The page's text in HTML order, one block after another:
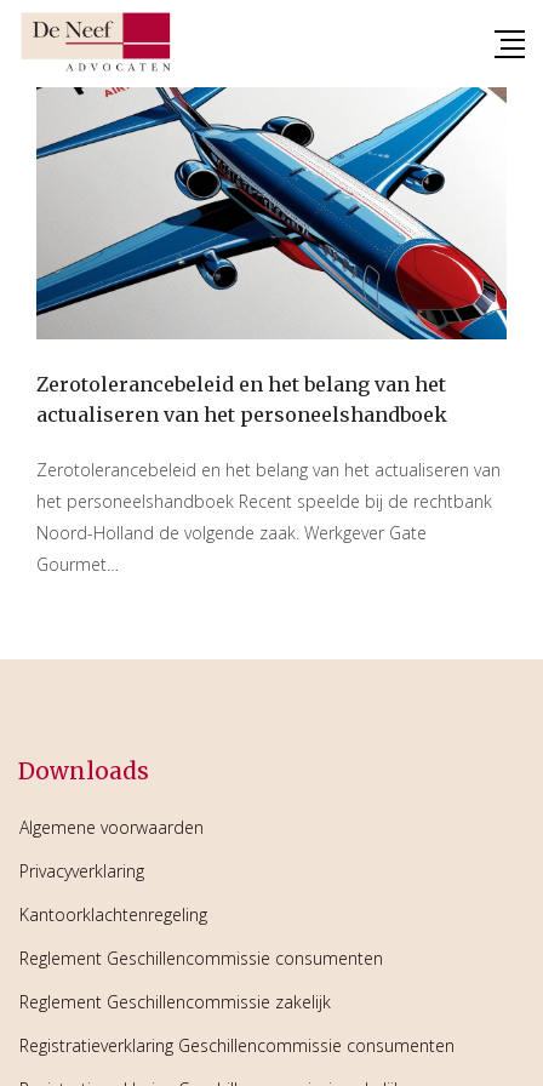
Skip
Zerotolerancebeleid en het belang van het
actualiseren van het personeelshandboek
Zerotolerancebeleid en het belang van het actualiseren van
het personeelshandboek Recent speelde bij de rechtbank
Noord-Holland de volgende zaak. Werkgever Gate
Gourmet…
Downloads
Algemene voorwaarden
Privacyverklaring
Kantoorklachtenregeling
Reglement Geschillencommissie consumenten
Reglement Geschillencommissie zakelijk
Registratieverklaring Geschillencommissie consumenten